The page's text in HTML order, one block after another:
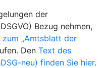
der
Bezug nehmen,
zum „Amtsblatt der
Den Text des
neu) finden Sie hier.